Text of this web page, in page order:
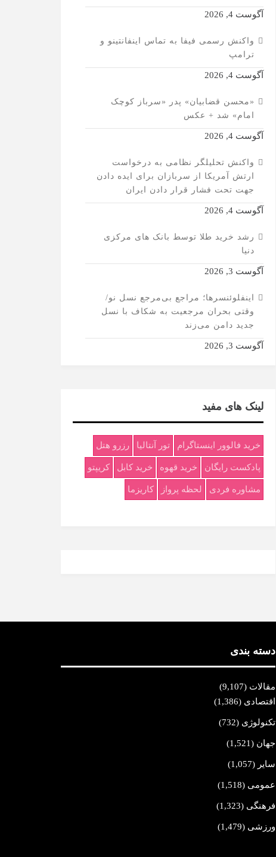
آگوست 4, 2026
واکنش رسمی فیفا به تماس اینفانتینو و
ترامپ
آگوست 4, 2026
«محسن قضابیان» پدر «سرباز کوچک
امام» شد + عکس
آگوست 4, 2026
واکنش تحلیلگر نظامی به درخواست
ارتش آمریکا از سربازان برای ایده دادن
جهت تحت فشار قرار دادن ایران
آگوست 4, 2026
رشد خرید طلا توسط بانک های مرکزی
دنیا
آگوست 3, 2026
اینفلوئنسرها؛ مراجع بی‌مرجع نسل نو/
وقتی بحران مرجعیت به شکاف با نسل
جدید دامن می‌زند
آگوست 3, 2026
لینک های مفید
خرید فالوور اینستاگرام تور آنتالیا رزرو هتل
پادکست رایگان خرید قهوه خرید کابل کریپتو
مشاوره فردی لحظه پرواز کاریزما
دسته بندی
مقالات (9,107)
اقتصادی (1,386)
تکنولوژی (732)
جهان (1,521)
سایر (1,057)
عمومی (1,518)
فرهنگی (1,323)
ورزشی (1,479)